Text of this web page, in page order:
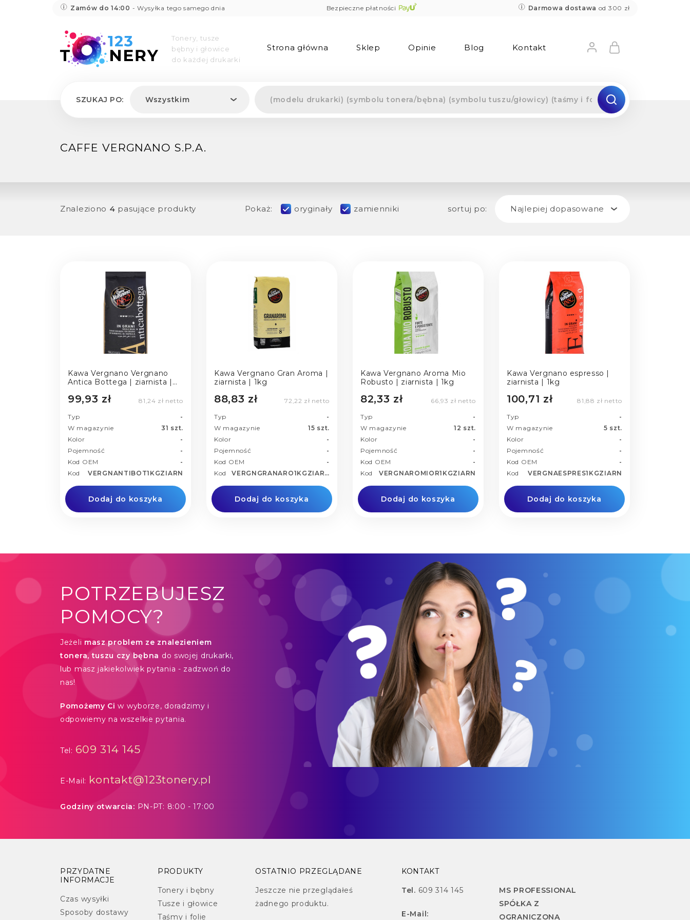
Zamów do 14:00 - Wysyłka tego samego dnia Bezpieczne płatności Darmowa dostawa od 300 zł
Tonery, tusze
bębny i głowice
do każdej drukarki
Strona główna Sklep Opinie Blog Kontakt
SZUKAJ PO: Wszystkim
CAFFE VERGNANO S.P.A.
Znaleziono 4 pasujące produkty Pokaż: oryginały zamienniki sortuj po: Najlepiej dopasowane
Kawa Vergnano Vergnano
Antica Bottega | ziarnista |
99,93 zł 81,24 zł netto
Typ
-
W magazynie
31 szt.
Kolor
-
Pojemność
-
Kod OEM
-
Kod
VERGNANTIBOT1KGZIARN
Dodaj do koszyka
Kawa Vergnano Gran Aroma |
ziarnista | 1kg
88,83 zł 72,22 zł netto
Typ
-
W magazynie
15 szt.
Kolor
-
Pojemność
-
Kod OEM
-
Kod
VERGNGRANARO1KGZIARN
Dodaj do koszyka
Kawa Vergnano Aroma Mio
Robusto | ziarnista | 1kg
82,33 zł 66,93 zł netto
Typ
-
W magazynie
12 szt.
Kolor
-
Pojemność
-
Kod OEM
-
Kod
VERGNAROMIOR1KGZIARN
Dodaj do koszyka
Kawa Vergnano espresso |
ziarnista | 1kg
100,71 zł 81,88 zł netto
Typ
-
W magazynie
5 szt.
Kolor
-
Pojemność
-
Kod OEM
-
Kod
VERGNAESPRES1KGZIARN
Dodaj do koszyka
POTRZEBUJESZ
POMOCY?
Jeżeli masz problem ze znalezieniem
tonera, tuszu czy bębna do swojej drukarki,
lub masz jakiekolwiek pytania - zadzwoń do
nas!
Pomożemy Ci w wyborze, doradzimy i
odpowiemy na wszelkie pytania.
Tel: 609 314 145
E-Mail: kontakt@123tonery.pl
Godziny otwarcia: PN-PT: 8:00 - 17:00
PRZYDATNE
INFORMACJE
Czas wysyłki
Sposoby dostawy
PRODUKTY
Tonery i bębny
Tusze i głowice
Taśmy i folie
OSTATNIO PRZEGLĄDANE
Jeszcze nie przeglądałeś
żadnego produktu.
KONTAKT
Tel. 609 314 145
E-Mail:
MS PROFESSIONAL
SPÓŁKA Z
OGRANICZONĄ